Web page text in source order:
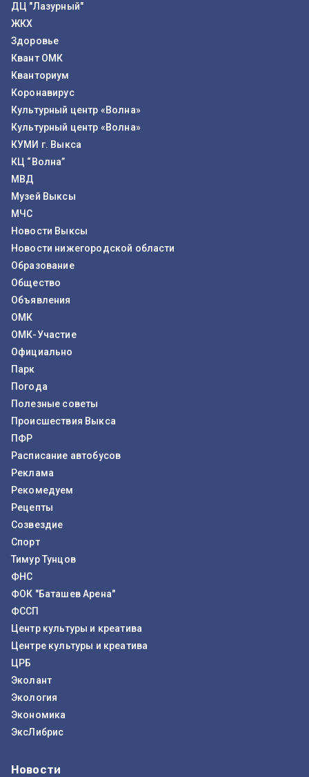
ДЦ "Лазурный"
ЖКХ
Здоровье
Квант ОМК
Кванториум
Коронавирус
Культурный центр «Волна»
Культурный центр «Волна»
КУМИ г. Выкса
КЦ “Волна”
МВД
Музей Выксы
МЧС
Новости Выксы
Новости нижегородской области
Образование
Общество
Объявления
ОМК
ОМК-Участие
Официально
Парк
Погода
Полезные советы
Происшествия Выкса
ПФР
Расписание автобусов
Реклама
Рекомедуем
Рецепты
Созвездие
Спорт
Тимур Тунцов
ФНС
ФОК "Баташев Арена"
ФССП
Центр культуры и креатива
Центре культуры и креатива
ЦРБ
Эколант
Экология
Экономика
ЭксЛибрис
Новости